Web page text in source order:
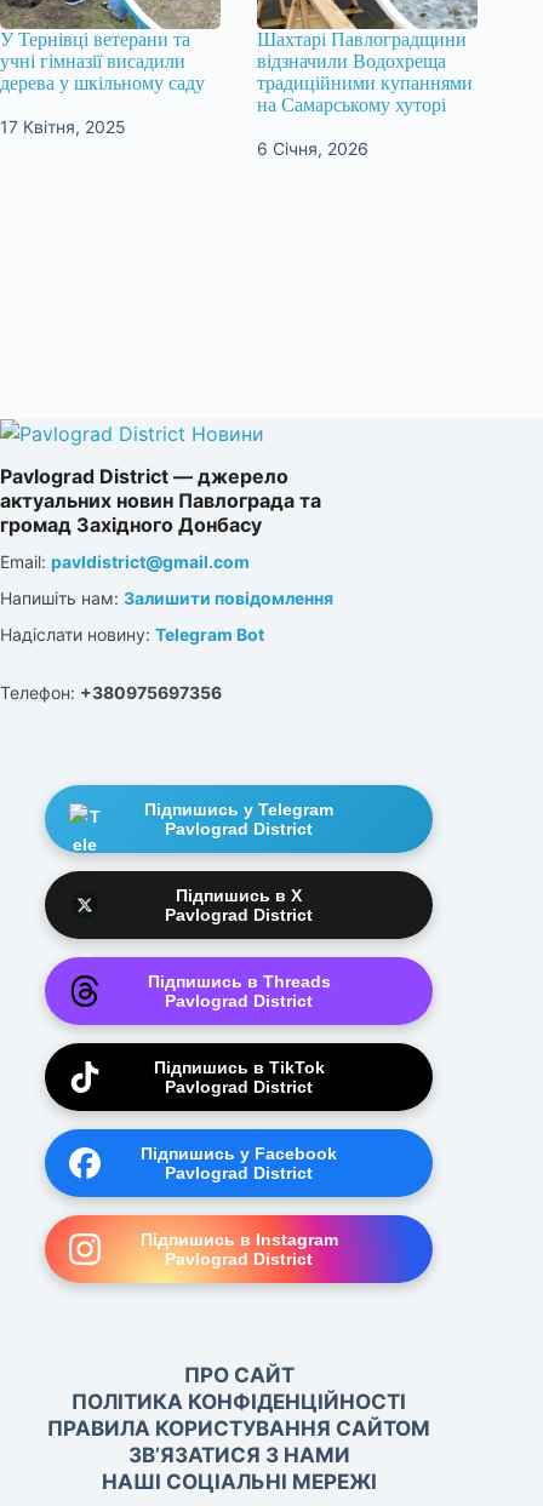
У Тернівці ветерани та
учні гімназії висадили
дерева у шкільному саду
17 Квітня, 2025
Шахтарі Павлоградщини
відзначили Водохреща
традиційними купаннями
на Самарському хуторі
6 Січня, 2026
Pavlograd District — джерело
актуальних новин Павлограда та
громад Західного Донбасу
Email: pavldistrict@gmail.com
Напишіть нам: Залишити повідомлення
Надіслати новину: Telegram Bot
Телефон: +380975697356
Підпишись у Telegram
Pavlograd District
Підпишись в X
Pavlograd District
Підпишись в Threads
Pavlograd District
Підпишись в TikTok
Pavlograd District
Підпишись у Facebook
Pavlograd District
Підпишись в Instagram
Pavlograd District
ПРО САЙТ
ПОЛІТИКА КОНФІДЕНЦІЙНОСТІ
ПРАВИЛА КОРИСТУВАННЯ САЙТОМ
ЗВ’ЯЗАТИСЯ З НАМИ
НАШІ СОЦІАЛЬНІ МЕРЕЖІ